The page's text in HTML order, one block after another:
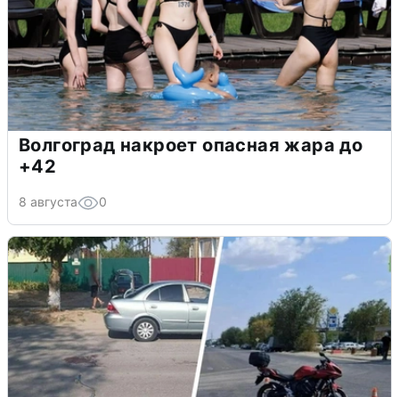
Волгоград накроет опасная жара до
+42
8 августа 0